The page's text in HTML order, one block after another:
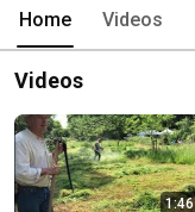
Home Videos
Videos
1:46